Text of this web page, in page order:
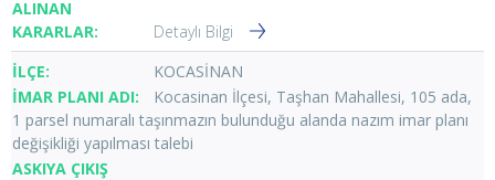
Detaylı Bilgi
KOCASİNAN
Kocasinan İlçesi, Taşhan Mahallesi, 105 ada,
1 parsel numaralı taşınmazın bulunduğu alanda nazım imar planı
değişikliği yapılması talebi